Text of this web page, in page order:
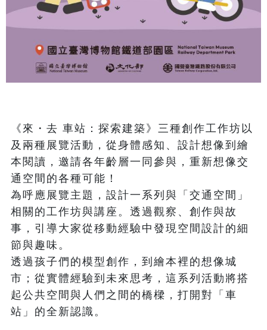
《來・去 車站：探索建築》三種創作工作坊以
及兩種展覽活動，從身體感知、設計想像到繪
本閱讀，邀請各年齡層一同參與，重新想像交
通空間的各種可能！
為呼應展覽主題，設計一系列與「交通空間」
相關的工作坊與講座。透過觀察、創作與故
事，引導大家從移動經驗中發現空間設計的細
節與趣味。
透過孩子們的模型創作，到繪本裡的想像城
市；從實體經驗到未來思考，這系列活動將搭
起公共空間與人們之間的橋樑，打開對「車